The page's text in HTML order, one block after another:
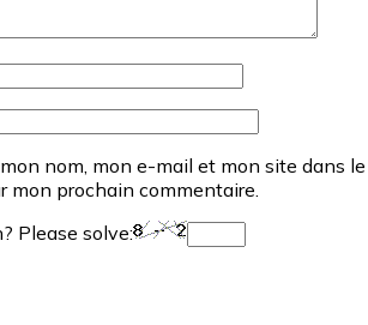
nom, mon e-mail et mon site dans le
mon prochain commentaire.
Please solve: